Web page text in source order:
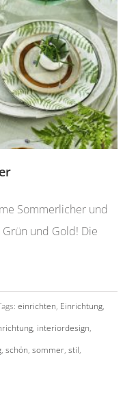
Sommerlicher und
und Gold! Die
einrichten, Einrichtung,
, interiordesign,
, schön, sommer, stil,